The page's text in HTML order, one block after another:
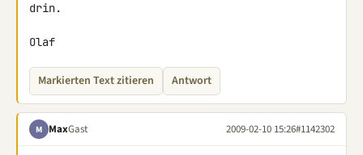
drin.
Olaf
Markierten Text zitieren Antwort
M MaxGast 2009-02-10 15:26#1142302